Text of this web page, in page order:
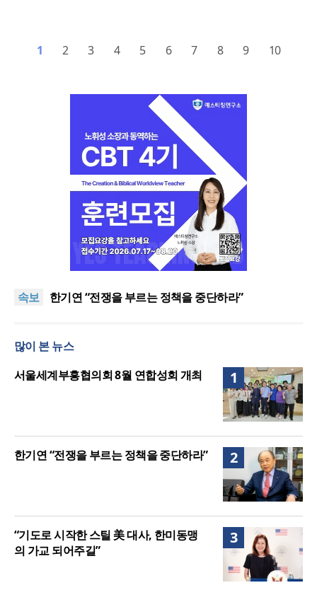
1 2 3 4 5 6 7 8 9 10
속보
“한국 복음의 시작에는 미국보다 먼저 일본이 있었습
주길”
한기연 “전쟁을 부르는 정책을 중단하라”
성회 위해 협력
“한국 복음의 시작에는 미국보다 먼저 일본이 있었습
“기도로 시작한 스틸 美 대사, 한미동맹의 가교 되어
주길”
많이 본 뉴스
1
서울세계부흥협의회 8월 연합성회 개최
2
한기연 “전쟁을 부르는 정책을 중단하라”
3
“기도로 시작한 스틸 美 대사, 한미동맹
의 가교 되어주길”